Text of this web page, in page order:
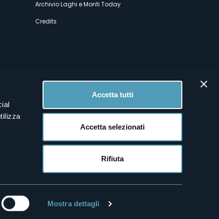
Mostra dettagli
Accetta tutti
Accetta selezionati
Rifiuta
Archivio Laghi e Monti Today
Credits